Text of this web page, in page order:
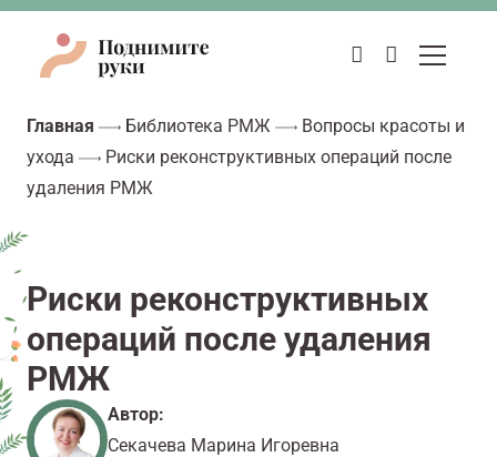
Главная Библиотека РМЖ
Вопросы красоты и
ухода
Риски реконструктивных операций после
удаления РМЖ
Риски реконструктивных
операций после удаления
РМЖ
Автор:
Секачева Марина Игоревна